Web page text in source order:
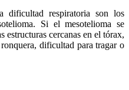
dificultad respiratoria son los
Si el mesotelioma se
estructuras cercanas en el tórax,
dificultad para tragar o